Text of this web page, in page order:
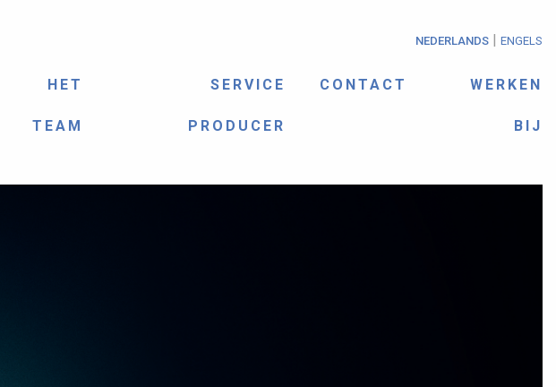
HET
TEAM
SERVICE
PRODUCER
CONTACT WERKEN
BIJ
NEDERLANDS | ENGELS